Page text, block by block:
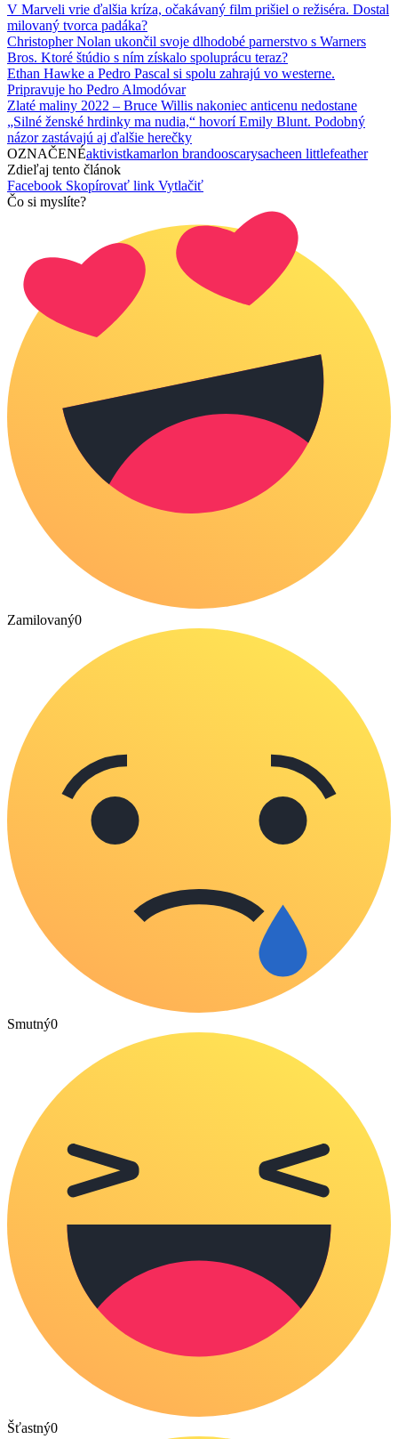
V Marveli vrie ďalšia kríza, očakávaný film prišiel o režiséra. Dostal
milovaný tvorca padáka?
Christopher Nolan ukončil svoje dlhodobé parnerstvo s Warners
Bros. Ktoré štúdio s ním získalo spoluprácu teraz?
Ethan Hawke a Pedro Pascal si spolu zahrajú vo westerne.
Pripravuje ho Pedro Almodóvar
Zlaté maliny 2022 – Bruce Willis nakoniec anticenu nedostane
„Silné ženské hrdinky ma nudia,“ hovorí Emily Blunt. Podobný
názor zastávajú aj ďalšie herečky
OZNAČENÉaktivistkamarlon brandooscarysacheen littlefeather
Zdieľaj tento článok
Facebook Skopírovať link Vytlačiť
Čo si myslíte?
Zamilovaný0
Smutný0
Šťastný0